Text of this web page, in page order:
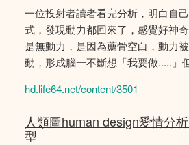
一位投射者讀者看完分析，明白自
式，發現動力都回來了，感覺好神
是無動力，是因為薦骨空白，動力
動，形成腦一不斷想「我要做.....」
hd.life64.net/content/3501
人類圖human design愛情分
型